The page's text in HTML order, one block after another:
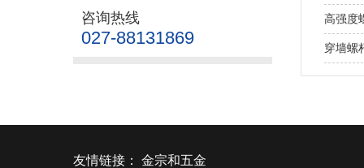
咨询热线
027-88131869
高强度
穿墙螺
友情链接： 金宗和五金